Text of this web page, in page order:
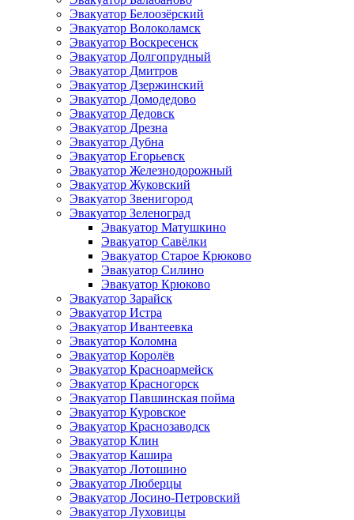
Эвакуатор Белоозёрский
Эвакуатор Волоколамск
Эвакуатор Воскресенск
Эвакуатор Долгопрудный
Эвакуатор Дмитров
Эвакуатор Дзержинский
Эвакуатор Домодедово
Эвакуатор Дедовск
Эвакуатор Дрезна
Эвакуатор Дубна
Эвакуатор Егорьевск
Эвакуатор Железнодорожный
Эвакуатор Жуковский
Эвакуатор Звенигород
Эвакуатор Зеленоград
Эвакуатор Матушкино
Эвакуатор Савёлки
Эвакуатор Старое Крюково
Эвакуатор Силино
Эвакуатор Крюково
Эвакуатор Зарайск
Эвакуатор Истра
Эвакуатор Ивантеевка
Эвакуатор Коломна
Эвакуатор Королёв
Эвакуатор Красноармейск
Эвакуатор Красногорск
Эвакуатор Павшинская пойма
Эвакуатор Куровское
Эвакуатор Краснозаводск
Эвакуатор Клин
Эвакуатор Кашира
Эвакуатор Лотошино
Эвакуатор Люберцы
Эвакуатор Лосино-Петровский
Эвакуатор Луховицы